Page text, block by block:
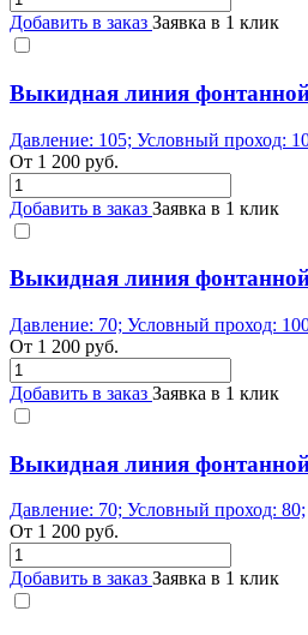
Добавить в заказ Заявка в 1 клик
Выкидная линия
Давление: 105; Условный проход:
От 1 200 руб.
Добавить в заказ Заявка в 1 клик
Выкидная линия
Давление: 70; Условный проход:
От 1 200 руб.
Добавить в заказ Заявка в 1 клик
Выкидная линия
Давление: 70; Условный проход: 80;
От 1 200 руб.
Добавить в заказ Заявка в 1 клик